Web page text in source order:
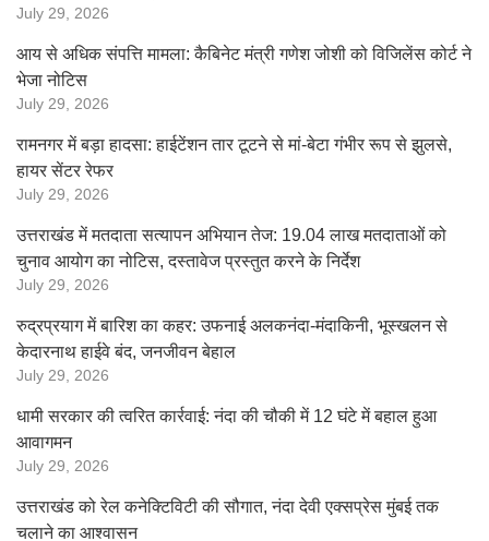
July 29, 2026
आय से अधिक संपत्ति मामला: कैबिनेट मंत्री गणेश जोशी को विजिलेंस कोर्ट ने
भेजा नोटिस
July 29, 2026
रामनगर में बड़ा हादसा: हाईटेंशन तार टूटने से मां-बेटा गंभीर रूप से झुलसे,
हायर सेंटर रेफर
July 29, 2026
उत्तराखंड में मतदाता सत्यापन अभियान तेज: 19.04 लाख मतदाताओं को
चुनाव आयोग का नोटिस, दस्तावेज प्रस्तुत करने के निर्देश
July 29, 2026
रुद्रप्रयाग में बारिश का कहर: उफनाई अलकनंदा-मंदाकिनी, भूस्खलन से
केदारनाथ हाईवे बंद, जनजीवन बेहाल
July 29, 2026
धामी सरकार की त्वरित कार्रवाई: नंदा की चौकी में 12 घंटे में बहाल हुआ
आवागमन
July 29, 2026
उत्तराखंड को रेल कनेक्टिविटी की सौगात, नंदा देवी एक्सप्रेस मुंबई तक
चलाने का आश्वासन